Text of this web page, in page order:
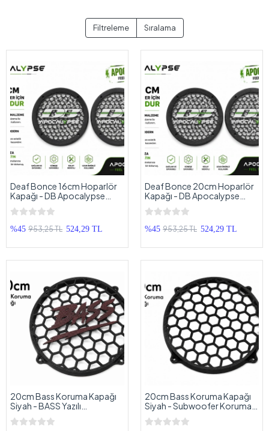
Filtreleme Sıralama
Deaf Bonce 16cm Hoparlör
Kapağı - DB Apocalypse
Logolu Kaliteli Plastik
Midrange Hoparlör Kapak 16
cm - 2 Adet
%45 953,25 TL 524,29 TL
Deaf Bonce 20cm Hoparlör
Kapağı - DB Apocalypse
Logolu Kaliteli Plastik
Midrange Hoparlör Kapak 20
cm - 2 Adet
%45 953,25 TL 524,29 TL
20cm Bass Koruma Kapağı
Siyah - BASS Yazılı
Subwoofer Koruma Kapağı
20cm - 1 Adet
20cm Bass Koruma Kapağı
Siyah - Subwoofer Koruma
Kapağı 20cm - 1 Adet